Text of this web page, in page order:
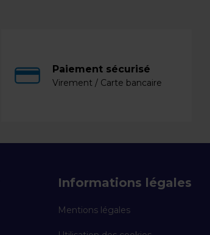
Paiement sécurisé
Virement / Carte bancaire
Informations légales
Mentions légales